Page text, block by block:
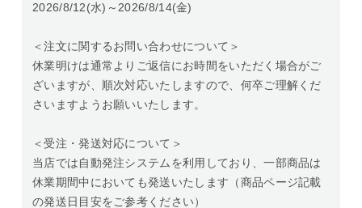
2026/8/12(水)～2026/8/14(金)
＜注文に関するお問い合わせについて＞
休業明けは通常よりご返信にお時間をいただく場合がご
ざいますが、順次対応いたしますので、何卒ご理解くだ
さいますようお願いいたします。
＜受注・発送対応について＞
当店では自動発注システムを利用しており、一部商品は
休業期間中においても発送いたします（商品ページ記載
の発送日目安をご参考ください）